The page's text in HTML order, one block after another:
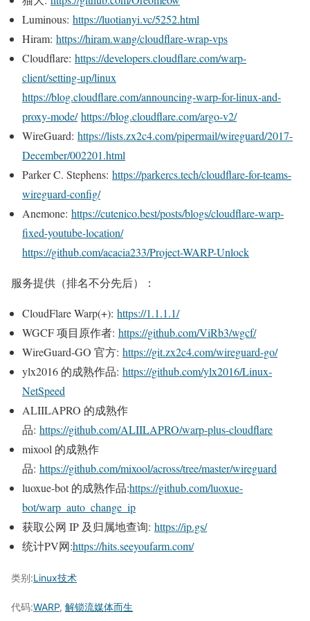
Luminous: https://luotianyi.vc/5252.html
Hiram: https://hiram.wang/cloudflare-wrap-vps
Cloudflare: https://developers.cloudflare.com/warp-
client/setting-up/linux
https://blog.cloudflare.com/announcing-warp-for-linux-and-
proxy-mode/ https://blog.cloudflare.com/argo-v2/
WireGuard: https://lists.zx2c4.com/pipermail/wireguard/2017-
December/002201.html
Parker C. Stephens: https://parkercs.tech/cloudflare-for-teams-
wireguard-config/
Anemone: https://cutenico.best/posts/blogs/cloudflare-warp-
fixed-youtube-location/
https://github.com/acacia233/Project-WARP-Unlock
服务提供（排名不分先后）：
CloudFlare Warp(+): https://1.1.1.1/
WGCF 项目原作者: https://github.com/ViRb3/wgcf/
WireGuard-GO 官方: https://git.zx2c4.com/wireguard-go/
ylx2016 的成熟作品: https://github.com/ylx2016/Linux-
NetSpeed
ALIILAPRO 的成熟作
品: https://github.com/ALIILAPRO/warp-plus-cloudflare
mixool 的成熟作
品: https://github.com/mixool/across/tree/master/wireguard
luoxue-bot 的成熟作品:https://github.com/luoxue-
bot/warp_auto_change_ip
获取公网 IP 及归属地查询: https://ip.gs/
统计PV网:https://hits.seeyoufarm.com/
类别:Linux技术
代码:WARP, 解锁流媒体而生